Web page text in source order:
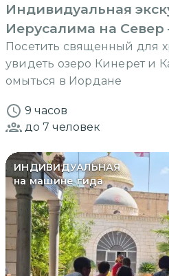
Индивидуальная
Иерусалима на
Посетить священный для
увидеть озеро Кинерет и
омыться в Иордане
9 часов
до 7 человек
ИНДИВИДУАЛЬНАЯ
на машине гида